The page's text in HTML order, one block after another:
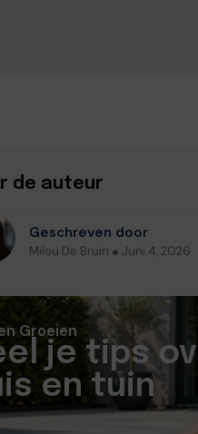
de auteur
Geschreven door
Milou De Bruin ● Juni 4, 2026
Groeien
je tips
en tuin